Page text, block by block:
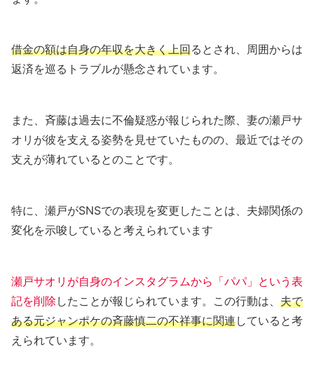
借金の額は自身の年収を大きく上回るとされ、周囲からは
返済を巡るトラブルが懸念されています。
また、斉藤は過去に不倫疑惑が報じられた際、妻の瀬戸サ
オリが彼を支える姿勢を見せていたものの、最近ではその
支えが薄れているとのことです。
特に、瀬戸がSNSでの表現を変更したことは、夫婦関係の
変化を示唆していると考えられています
瀬戸サオリが自身のインスタグラムから「パパ」という表
記を削除 したことが報じられています。この行動は、 夫で
ある元ジャンポケの斉藤慎二の不祥事に関連していると考
えられています。